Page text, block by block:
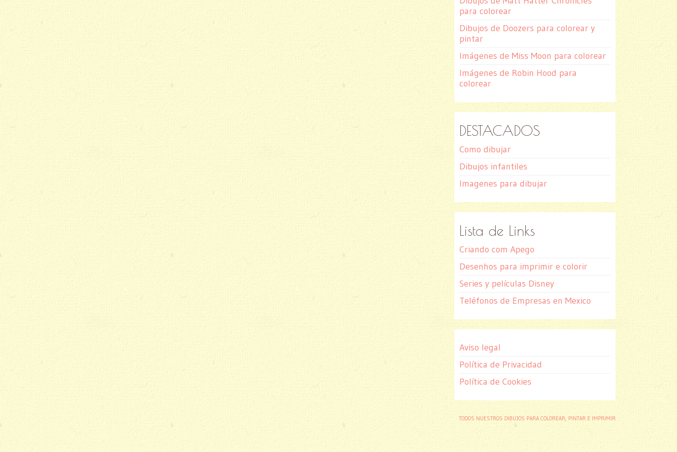
para colorear
Dibujos de Doozers para colorear y
pintar
Imágenes de Miss Moon para colorear
Imágenes de Robin Hood para
colorear
DESTACADOS
Como dibujar
Dibujos infantiles
Imagenes para dibujar
Lista de Links
Criando com Apego
Desenhos para imprimir e colorir
Series y películas Disney
Teléfonos de Empresas en Mexico
Aviso legal
Política de Privacidad
Política de Cookies
TODOS NUESTROS DIBUJOS PARA COLOREAR, PINTAR E IMPRIMIR